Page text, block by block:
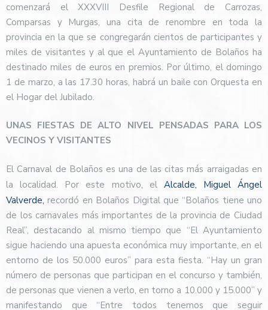
comenzará el XXXVIII Desfile Regional de Carrozas,
Comparsas y Murgas, una cita de renombre en toda la
provincia en la que se congregarán cientos de participantes y
miles de visitantes y al que el Ayuntamiento de Bolaños ha
destinado miles de euros en premios. Por último, el domingo
1 de marzo, a las 17.30 horas, habrá un baile con Orquesta en
el Hogar del Jubilado.
UNAS FIESTAS DE ALTO NIVEL PENSADAS PARA LOS
VECINOS Y VISITANTES
El Carnaval de Bolaños es una de las citas más arraigadas en
la localidad. Por este motivo, el Alcalde, Miguel Ángel
Valverde, recordó en Bolaños Digital que “Bolaños tiene uno
de los carnavales más importantes de la provincia de Ciudad
Real”, destacando al mismo tiempo que “El Ayuntamiento
sigue haciendo una apuesta económica muy importante, en el
entorno de los 50.000 euros” para esta fiesta. “Hay un gran
número de personas que participan en el concurso y también,
de personas que vienen a verlo, en torno a 10.000 y 15.000” y
manifestando que “Entre todos tenemos que seguir